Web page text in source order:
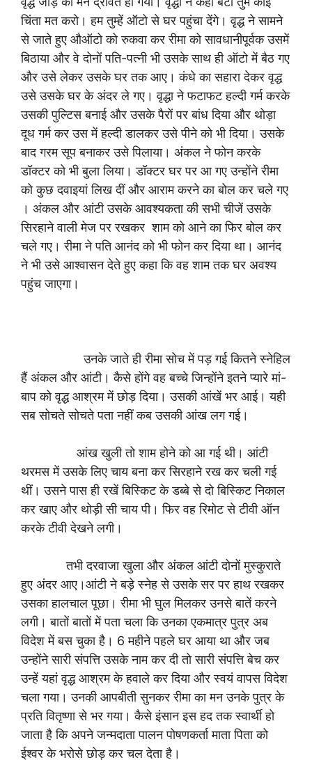
चिंता मत करो। हम तुम्हें ऑटो से घर पहुंचा देंगे। वृद्ध ने सामने
से जाते हुए औऑटो को रुकवा कर रीमा को सावधानीपूर्वक उसमें
बिठाया और वे दोनों पति-पत्नी भी उसके साथ ही ऑटो में बैठ गए
और उसे लेकर उसके घर तक आए। कंधे का सहारा देकर वृद्ध
उसे उसके घर के अंदर ले गए। वृद्धा ने फटाफट हल्दी गर्म करके
उसकी पुल्टिस बनाई और उसके पैरों पर बांध दिया और थोड़ा
दूध गर्म कर उस में हल्दी डालकर उसे पीने को भी दिया। उसके
बाद गरम सूप बनाकर उसे पिलाया। अंकल ने फोन करके
डॉक्टर को भी बुला लिया। डॉक्टर घर पर आ गए उन्होंने रीमा
को कुछ दवाइयां लिख दीं और आराम करने का बोल कर चले गए
। अंकल और आंटी उसके आवश्यकता की सभी चीजें उसके
सिरहाने वाली मेज पर रखकर शाम को आने का फिर बोल कर
चले गए। रीमा ने पति आनंद को भी फोन कर दिया था। आनंद
ने भी उसे आश्वासन देते हुए कहा कि वह शाम तक घर अवश्य
पहुंच जाएगा।
उनके जाते ही रीमा सोच में पड़ गई कितने स्नेहिल
हैं अंकल और आंटी। कैसे होंगे वह बच्चे जिन्होंने इतने प्यारे मां-
बाप को वृद्ध आश्रम में छोड़ दिया। उसकी आंखें भर आई। यही
सब सोचते सोचते पता नहीं कब उसकी आंख लग गई।
आंख खुली तो शाम होने को आ गई थी। आंटी
थरमस में उसके लिए चाय बना कर सिरहाने रख कर चली गई
थीं। उसने पास ही रखें बिस्किट के डब्बे से दो बिस्किट निकाल
कर खाए और थोड़ी सी चाय पी। फिर वह रिमोट से टीवी ऑन
करके टीवी देखने लगी।
तभी दरवाजा खुला और अंकल आंटी दोनों मुस्कुराते
हुए अंदर आए।आंटी ने बड़े स्नेह से उसके सर पर हाथ रखकर
उसका हालचाल पूछा। रीमा भी घुल मिलकर उनसे बातें करने
लगी। बातों बातों में पता चला कि उनका एकमात्र पुत्र अब
विदेश में बस चुका है। 6 महीने पहले घर आया था और जब
उन्होंने सारी संपत्ति उसके नाम कर दी तो सारी संपत्ति बेच कर
उन्हें यहां वृद्ध आश्रम के हवाले कर दिया और स्वयं वापस विदेश
चला गया। उनकी आपबीती सुनकर रीमा का मन उनके पुत्र के
प्रति वितृष्णा से भर गया। कैसे इंसान इस हद तक स्वार्थी हो
जाता है कि अपने जन्मदाता पालन पोषणकर्ता माता पिता को
ईश्वर के भरोसे छोड़ कर चल देता है।